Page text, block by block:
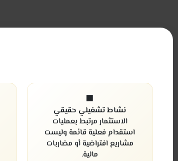
🏢
نشاط تشغيلي حقيقي
الاستثمار مرتبط بعمليات
استقدام فعلية قائمة وليست
مشاريع افتراضية أو مضاربات
مالية.